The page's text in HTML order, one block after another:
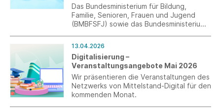
Das Bundesministerium für Bildung,
Familie, Senioren, Frauen und Jugend
(BMBFSFJ) sowie das Bundesministerium
vorgelegt, mit dem unterschiedliche
Gesetze geändert werden sollen
(Artikelgesetz). Unter Artikel 1 befassen
sich die Ministerien mit dem AGG.
13.04.2026
Digitalisierung –
Veranstaltungsangebote Mai 2026
Wir präsentieren die Veranstaltungen des
Netzwerks von Mittelstand-Digital für den
kommenden Monat.